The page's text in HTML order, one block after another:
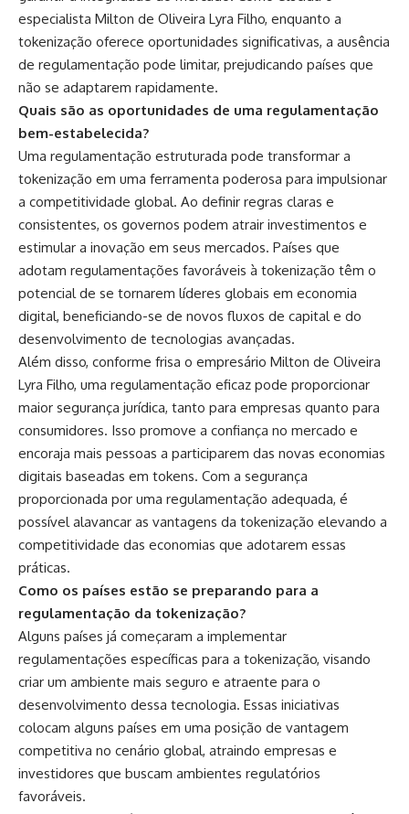
especialista Milton de Oliveira Lyra Filho, enquanto a
tokenização oferece oportunidades significativas, a ausência
de regulamentação pode limitar, prejudicando países que
não se adaptarem rapidamente.
Quais são as oportunidades de uma regulamentação
bem-estabelecida?
Uma regulamentação estruturada pode transformar a
tokenização em uma ferramenta poderosa para impulsionar
a competitividade global. Ao definir regras claras e
consistentes, os governos podem atrair investimentos e
estimular a inovação em seus mercados. Países que
adotam regulamentações favoráveis à tokenização têm o
potencial de se tornarem líderes globais em economia
digital, beneficiando-se de novos fluxos de capital e do
desenvolvimento de tecnologias avançadas.
Além disso, conforme frisa o empresário Milton de Oliveira
Lyra Filho, uma regulamentação eficaz pode proporcionar
maior segurança jurídica, tanto para empresas quanto para
consumidores. Isso promove a confiança no mercado e
encoraja mais pessoas a participarem das novas economias
digitais baseadas em tokens. Com a segurança
proporcionada por uma regulamentação adequada, é
possível alavancar as vantagens da tokenização elevando a
competitividade das economias que adotarem essas
práticas.
Como os países estão se preparando para a
regulamentação da tokenização?
Alguns países já começaram a implementar
regulamentações específicas para a tokenização, visando
criar um ambiente mais seguro e atraente para o
desenvolvimento dessa tecnologia. Essas iniciativas
colocam alguns países em uma posição de vantagem
competitiva no cenário global, atraindo empresas e
investidores que buscam ambientes regulatórios
favoráveis.